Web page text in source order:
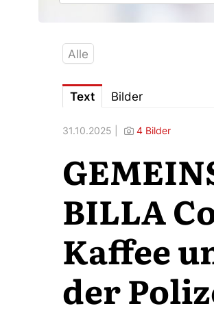
Alle
Text Bilder
31.10.2025 | 4 Bilder
BILLA
Kaffee
der